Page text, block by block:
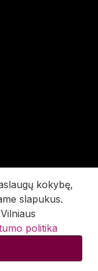
kokybę,
slapukus.
politika